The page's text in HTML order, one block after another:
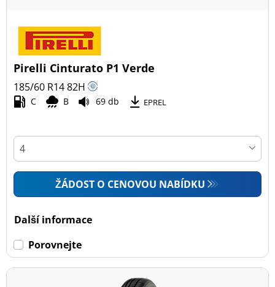
Pirelli Cinturato P1 Verde
185/60 R1482H
C B 69 db EPREL
ŽÁDOST O CENOVOU NABÍDKU
Další informace
Porovnejte